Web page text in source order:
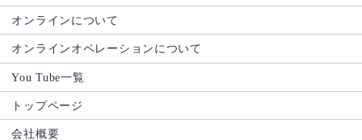
オンラインについて
オンラインオペレーションについて
You Tube一覧
トップページ
会社概要